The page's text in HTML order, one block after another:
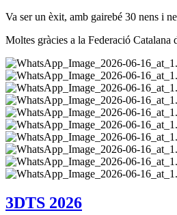
Va ser un èxit, amb gairebé 30 nens i
Moltes gràcies a la Federació
3DTS 2026